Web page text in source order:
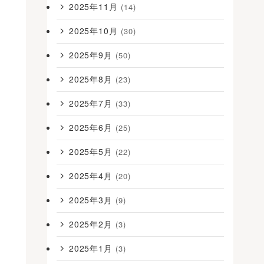
2025年11月 (14)
2025年10月 (30)
2025年9月 (50)
2025年8月 (23)
2025年7月 (33)
2025年6月 (25)
2025年5月 (22)
2025年4月 (20)
2025年3月 (9)
2025年2月 (3)
2025年1月 (3)